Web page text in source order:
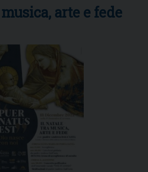
arte e fede